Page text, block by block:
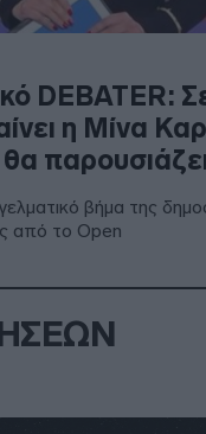
DEBATER:
η Μίνα
βήμα της
από το Open